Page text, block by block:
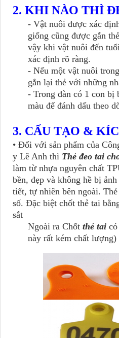
2. KHI NÀO THÌ
- Vật nuôi được xác
giống cũng được gắn
vậy khi vật nuôi đến
xác định rõ ràng.
- Nếu một vật nuôi
gắn lại thẻ với những
- Trong đàn có 1 con bị
màu để đánh dấu theo
3. CẤU TẠO &
• Đối với sản phẩm của
y Lê Anh thì Thẻ đeo tai
làm từ nhựa nguyên chất
bền, đẹp và không hề bị
tiết, tự nhiên bên ngoài.
số. Đặc biệt chốt thẻ tai
sắt
Ngoài ra Chốtthẻ tai
này rất kém chất lượng)